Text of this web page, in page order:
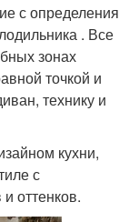
с определения
. Все
зонах
точкой и
технику и
кухни,
с
оттенков.